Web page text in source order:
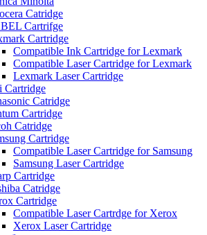
Catridge
Cartrifge
Cartridge
Compatible Ink Cartridge for Lexmark
Compatible Laser Cartridge for Lexmark
Lexmark Laser Cartridge
Cartridge
Catridge
Cartridge
Catridge
Cartridge
Compatible Laser Cartridge for Samsung
Samsung Laser Cartridge
Cartridge
Catridge
Cartridge
Compatible Laser Cartrdge for Xerox
Xerox Laser Cartridge